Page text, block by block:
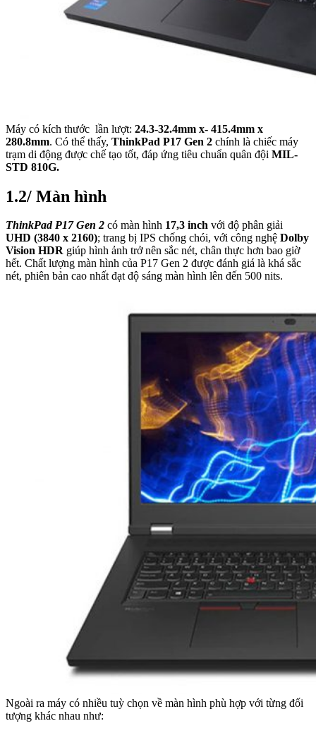
Máy có kích thước lần lượt: 24.3-32.4mm x- 415.4mm x
280.8mm. Có thể thấy, ThinkPad P17 Gen 2 chính là chiếc máy
trạm di động được chế tạo tốt, đáp ứng tiêu chuẩn quân đội MIL-
STD 810G.
1.2/ Màn hình
ThinkPad P17 Gen 2 có màn hình 17,3 inch với độ phân giải
UHD (3840 x 2160); trang bị IPS chống chói, với công nghệ Dolby
Vision HDR giúp hình ảnh trở nên sắc nét, chân thực hơn bao giờ
hết. Chất lượng màn hình của P17 Gen 2 được đánh giá là khá sắc
nét, phiên bản cao nhất đạt độ sáng màn hình lên đến 500 nits.
Ngoài ra máy có nhiều tuỳ chọn về màn hình phù hợp với từng đối
tượng khác nhau như: